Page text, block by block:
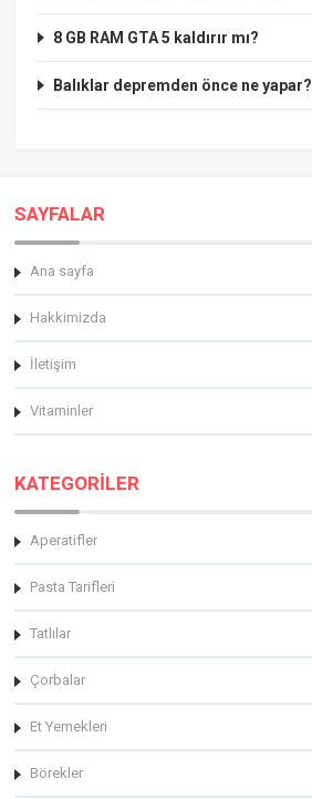
8 GB RAM GTA 5 kaldırır mı?
Balıklar depremden önce ne yapar?
SAYFALAR
Ana sayfa
Hakkimizda
İletişim
Vitaminler
KATEGORİLER
Aperatifler
Pasta Tarifleri
Tatlılar
Çorbalar
Et Yemekleri
Börekler